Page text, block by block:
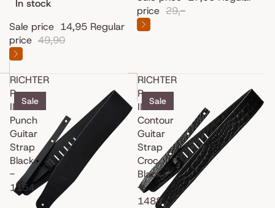
In stock
Sale price 14,95 Regular
price 49,90
price 29,-
RICHTER
Raw
III
Punch
Guitar
Strap
Black
-
1154
Sale
RICHTER
Raw
II
Contour
Guitar
Strap
Croc
Black
-
1488
Sale